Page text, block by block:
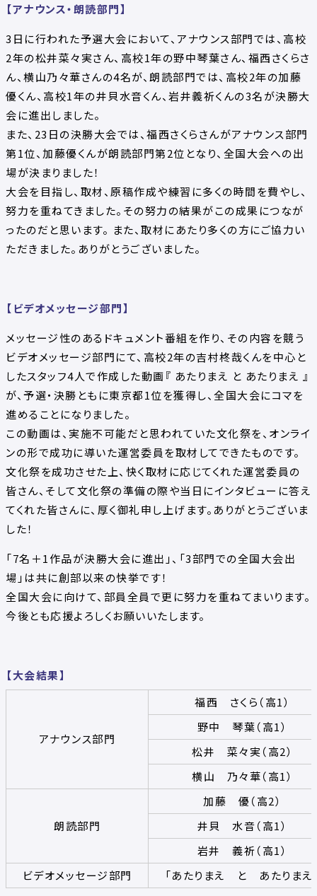
【アナウンス・朗読部門】
3日に行われた予選大会において、アナウンス部門では、高校
2年の松井菜々実さん、高校1年の野中琴葉さん、福西さくらさ
ん、横山乃々華さんの4名が、朗読部門では、高校2年の加藤
優くん、高校1年の井貝水音くん、岩井義祈くんの3名が決勝大
会に進出しました。
また、23日の決勝大会では、福西さくらさんがアナウンス部門
第1位、加藤優くんが朗読部門第2位となり、全国大会への出
場が決まりました！
大会を目指し、取材、原稿作成や練習に多くの時間を費やし、
努力を重ねてきました。その努力の結果がこの成果につなが
ったのだと思います。 また、取材にあたり多くの方にご協力い
ただきました。ありがとうございました。
【ビデオメッセージ部門】
メッセージ性のあるドキュメント番組を作り、その内容を競う
ビデオメッセージ部門にて、高校2年の吉村柊哉くんを中心と
したスタッフ4人で作成した動画『 あたりまえ と あたりまえ 』
が、予選・決勝ともに東京都1位を獲得し、全国大会にコマを
進めることになりました。
この動画は、実施不可能だと思われていた文化祭を、オンライ
ンの形で成功に導いた運営委員を取材してできたものです。
文化祭を成功させた上、快く取材に応じてくれた運営委員の
皆さん、そして文化祭の準備の際や当日にインタビューに答え
てくれた皆さんに、厚く御礼申し上げます。ありがとうございま
した！
「7名＋1作品が決勝大会に進出」、「3部門での全国大会出
場」は共に創部以来の快挙です！
全国大会に向けて、部員全員で更に努力を重ねてまいります。
今後とも応援よろしくお願いいたします。
【大会結果】
アナウンス部門
福西 さくら（高1）
野中 琴葉（高1）
松井 菜々実（高2）
横山 乃々華（高1）
朗読部門
加藤 優（高2）
井貝 水音（高1）
岩井 義祈（高1）
ビデオメッセージ部門
「あたりまえ と あたりまえ